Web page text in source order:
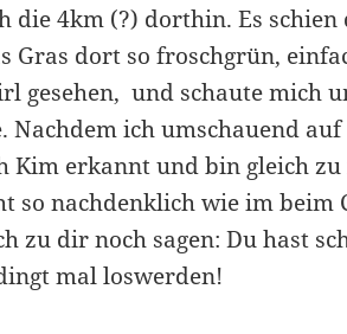
die 4km (?) dorthin. Es schien
Gras dort so froschgrün,
gesehen, und schaute mich
ich umschauend auf
Kim erkannt und bin gleich
so nachdenklich wie im beim
zu dir noch sagen: Du hast
mal loswerden!